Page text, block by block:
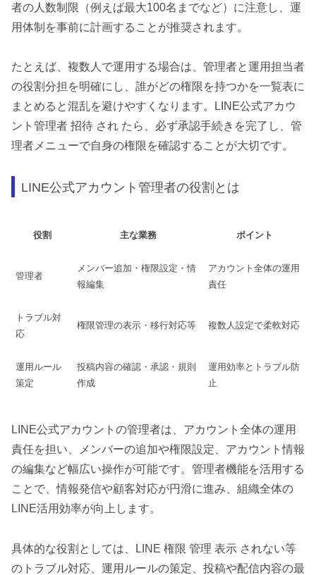
者の人数制限（例えば最大100名までなど）に注意し、運
用体制を事前に計画することが推奨されます。
たとえば、複数人で運用する場合は、管理者と運用担当者
の役割分担を明確にし、誰がどの権限を持つかを一覧表に
まとめると混乱を避けやすくなります。LINE公式アカウ
ント管理者 招待 され たら、必ず承認手続きを完了し、管
理者メニューで自身の権限を確認することが大切です。
LINE公式アカウント管理者の役割とは
役割 主な業務 ポイント
管理者
メンバー追加・権限設定・情
報編集
アカウント全体の運用
責任
トラブル対
応
権限管理の表示・移行対応等 複数人設定で柔軟対応
運用ルール
策定
投稿内容の確認・承認・規則
作成
運用効率とトラブル防
止
LINE公式アカウントの管理者は、アカウント全体の運用
責任を担い、メンバーの追加や権限設定、アカウント情報
の編集など幅広い操作が可能です。管理者機能を活用する
ことで、情報発信や顧客対応が円滑に進み、組織全体の
LINE活用効率が向上します。
具体的な役割としては、LINE 権限 管理 表示 されない等
のトラブル対応、運用ルールの策定、投稿や配信内容の最